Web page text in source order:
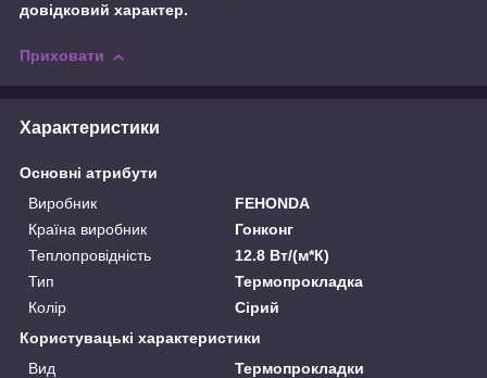
довідковий характер.
Приховати
Характеристики
Основні атрибути
Виробник
FEHONDA
Країна виробник
Гонконг
Теплопровідність
12.8 Вт/(м*К)
Тип
Термопрокладка
Колір
Сірий
Користувацькі характеристики
Вид
Термопрокладки